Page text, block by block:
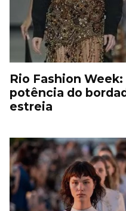
Rio Fashion
potência do
estreia